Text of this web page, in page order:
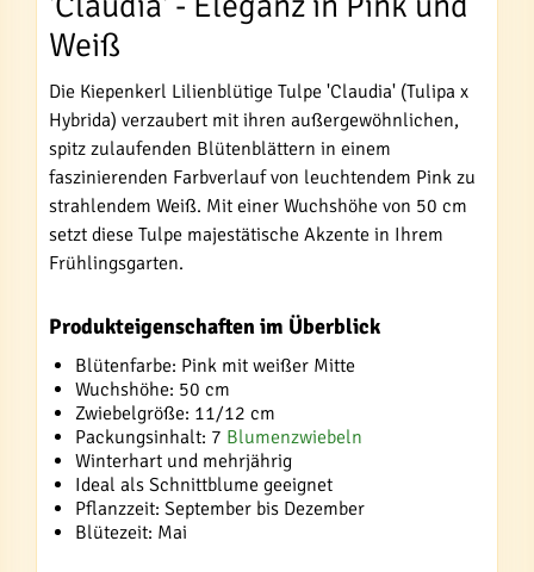
Weiß
Die Kiepenkerl Lilienblütige Tulpe 'Claudia' (Tulipa x
Hybrida) verzaubert mit ihren außergewöhnlichen,
spitz zulaufenden Blütenblättern in einem
faszinierenden Farbverlauf von leuchtendem Pink zu
strahlendem Weiß. Mit einer Wuchshöhe von 50 cm
setzt diese Tulpe majestätische Akzente in Ihrem
Frühlingsgarten.
Produkteigenschaften im Überblick
Blütenfarbe: Pink mit weißer Mitte
Wuchshöhe: 50 cm
Zwiebelgröße: 11/12 cm
Packungsinhalt: 7 Blumenzwiebeln
Winterhart und mehrjährig
Ideal als Schnittblume geeignet
Pflanzzeit: September bis Dezember
Blütezeit: Mai